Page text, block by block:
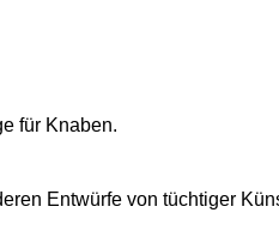
für Knaben.
Entwürfe von tüchtiger